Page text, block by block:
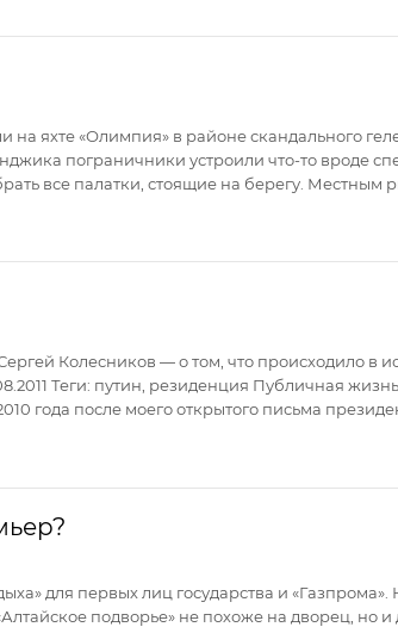
яхте «Олимпия» в районе скандального
пограничники устроили что-то вроде
все палатки, стоящие на берегу. Местным
Колесников — о том, что происходило в
Теги: путин, резиденция Публичная
года после моего открытого письма
для первых лиц государства и «Газпрома».
подворье» не похоже на дворец, но